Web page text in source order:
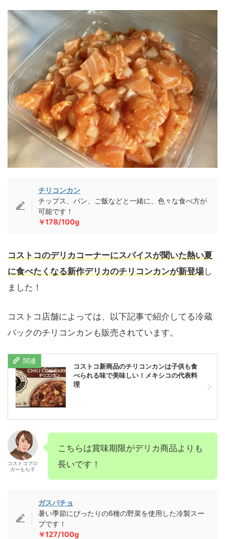
チリコンカン
チップス、パン、ご飯などと一緒に、色々な食べ方が
可能です！
￥178/100g
コストコのデリカコーナーにスパイスが聞いた熱い夏
に食べたくなる新作デリカのチリコンカンが新登場し
ました！
コストコ店舗によっては、以下記事で紹介してる冷蔵
パックのチリコンカンも販売されています。
コストコ新商品のチリコンカンは子供も食
べられる味で美味しい！メキシコの代表料
理
コストコブロ
ガーもち子
こちらは賞味期限がデリカ商品よりも
長いです！
ガスパチョ
暑い季節にぴったりの6種の野菜を使用した冷製スー
プです！
￥127/100g